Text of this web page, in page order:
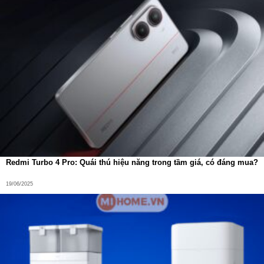
Tính năng sạc ngoài giờ cao điểm giúp tối ưu chi phí điện
năng và kéo dài tuổi thọ pin, mang lại trải nghiệm sử dụng
OZMO Turbo 2.0 – Công nghệ lau xoay làm
sạch chuyên sâu
Công nghệ lau xoay OZMO Turbo 2.0, làm sạch chuyên
Redmi Turbo 4 Pro: Quái thú hiệu năng trong tầm giá, có đáng mua?
19/06/2025